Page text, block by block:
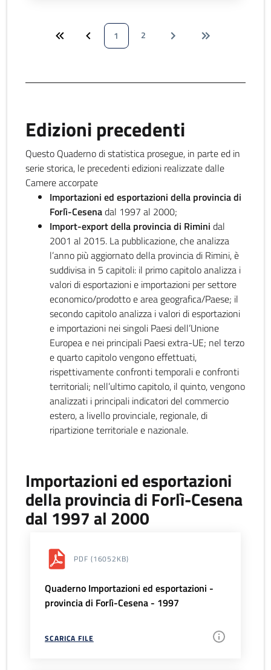
1 2
Edizioni precedenti
Questo Quaderno di statistica prosegue, in parte ed in
serie storica, le precedenti edizioni realizzate dalle
Camere accorpate
Importazioni ed esportazioni della provincia di
Forlì-Cesenadal 1997 al 2000;
Import-export della provincia di Rimini dal
2001 al 2015. La pubblicazione, che analizza
l’anno più aggiornato della provincia di Rimini, è
suddivisa in 5 capitoli: il primo capitolo analizza i
valori di esportazioni e importazioni per settore
economico/prodotto e area geografica/Paese; il
secondo capitolo analizza i valori di esportazioni
e importazioni nei singoli Paesi dell’Unione
Europea e nei principali Paesi extra-UE; nel terzo
e quarto capitolo vengono effettuati,
rispettivamente confronti temporali e confronti
territoriali; nell’ultimo capitolo, il quinto, vengono
analizzati i principali indicatori del commercio
estero, a livello provinciale, regionale, di
ripartizione territoriale e nazionale.
Importazioni ed esportazioni
della provincia di Forlì-Cesena
dal 1997 al 2000
PDF (16052KB)
Quaderno Importazioni ed esportazioni -
provincia di Forlì-Cesena - 1997
SCARICA FILE